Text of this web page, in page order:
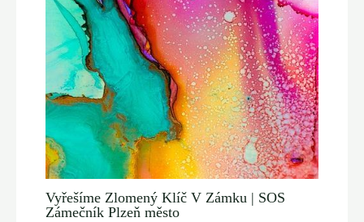
Vyřešíme Zlomený Klíč V Zámku | SOS
Zámečník Plzeň město